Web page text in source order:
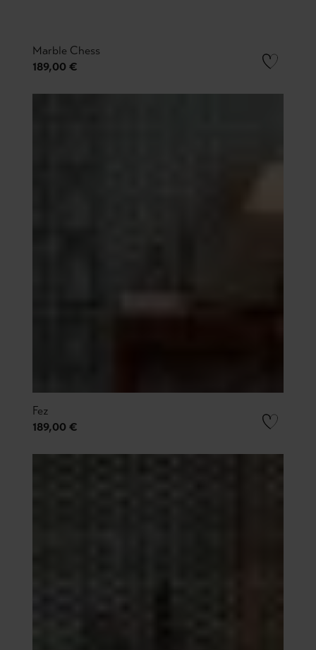
Marble Chess
189,00 €
Fez
189,00 €